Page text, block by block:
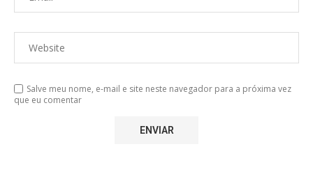
Salve meu nome, e-mail e site neste navegador para a próxima vez
que eu comentar